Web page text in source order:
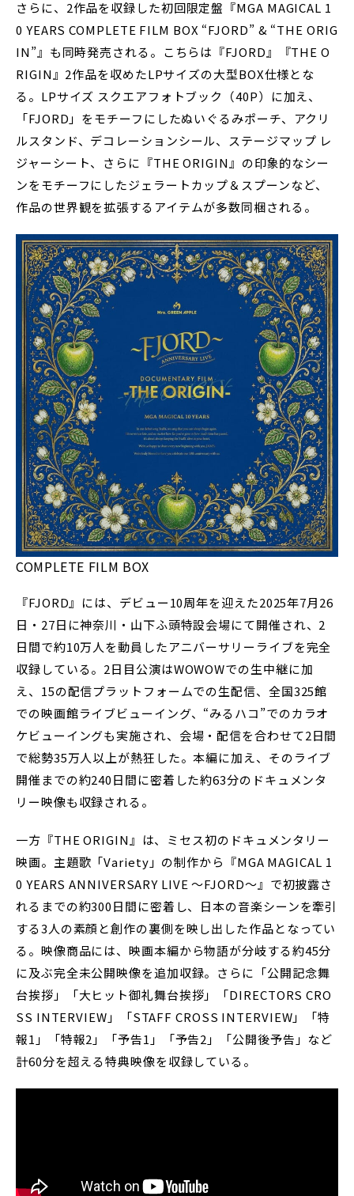
さらに、2作品を収録した初回限定盤『MGA MAGICAL 1
0 YEARS COMPLETE FILM BOX “FJORD” & “THE ORIG
IN”』も同時発売される。こちらは『FJORD』『THE O
RIGIN』2作品を収めたLPサイズの大型BOX仕様とな
る。LPサイズ スクエアフォトブック（40P）に加え、
「FJORD」をモチーフにしたぬいぐるみポーチ、アクリ
ルスタンド、デコレーションシール、ステージマップ レ
ジャーシート、さらに『THE ORIGIN』の印象的なシー
ンをモチーフにしたジェラートカップ＆スプーンなど、
作品の世界観を拡張するアイテムが多数同梱される。
COMPLETE FILM BOX
『FJORD』には、デビュー10周年を迎えた2025年7月26
日・27日に神奈川・山下ふ頭特設会場にて開催され、2
日間で約10万人を動員したアニバーサリーライブを完全
収録している。2日目公演はWOWOWでの生中継に加
え、15の配信プラットフォームでの生配信、全国325館
での映画館ライブビューイング、“みるハコ”でのカラオ
ケビューイングも実施され、会場・配信を合わせて2日間
で総勢35万人以上が熱狂した。本編に加え、そのライブ
開催までの約240日間に密着した約63分のドキュメンタ
リー映像も収録される。
一方『THE ORIGIN』は、ミセス初のドキュメンタリー
映画。主題歌「Variety」の制作から『MGA MAGICAL 1
0 YEARS ANNIVERSARY LIVE ～FJORD～』で初披露さ
れるまでの約300日間に密着し、日本の音楽シーンを牽引
する3人の素顔と創作の裏側を映し出した作品となってい
る。映像商品には、映画本編から物語が分岐する約45分
に及ぶ完全未公開映像を追加収録。さらに「公開記念舞
台挨拶」「大ヒット御礼舞台挨拶」「DIRECTORS CRO
SS INTERVIEW」「STAFF CROSS INTERVIEW」「特
報1」「特報2」「予告1」「予告2」「公開後予告」など
計60分を超える特典映像を収録している。